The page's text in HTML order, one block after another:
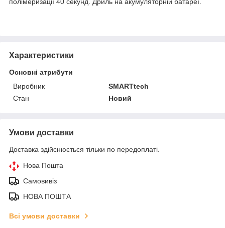
Характеристики
Основні атрибути
Виробник
SMARTtech
Стан
Новий
Умови доставки
Доставка здійснюється тільки по передоплаті.
Нова Пошта
Самовивіз
НОВА ПОШТА
Всі умови доставки